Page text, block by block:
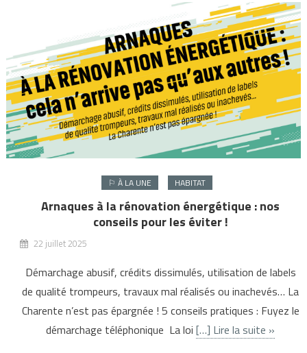
⚐ À LA UNE HABITAT
Arnaques à la rénovation énergétique : nos
conseils pour les éviter !
22 juillet 2025
Démarchage abusif, crédits dissimulés, utilisation de labels
de qualité trompeurs, travaux mal réalisés ou inachevés… La
Charente n’est pas épargnée ! 5 conseils pratiques : Fuyez le
démarchage téléphonique La loi […] Lire la suite »